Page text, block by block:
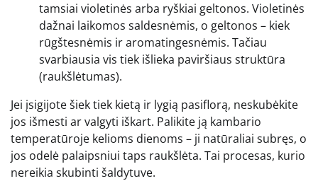
tamsiai violetinės arba ryškiai geltonos. Violetinės
dažnai laikomos saldesnėmis, o geltonos – kiek
rūgštesnėmis ir aromatingesnėmis. Tačiau
svarbiausia vis tiek išlieka paviršiaus struktūra
(raukšlėtumas).
Jei įsigijote šiek tiek kietą ir lygią pasiflorą, neskubėkite
jos išmesti ar valgyti iškart. Palikite ją kambario
temperatūroje kelioms dienoms – ji natūraliai subręs, o
jos odelė palaipsniui taps raukšlėta. Tai procesas, kurio
nereikia skubinti šaldytuve.